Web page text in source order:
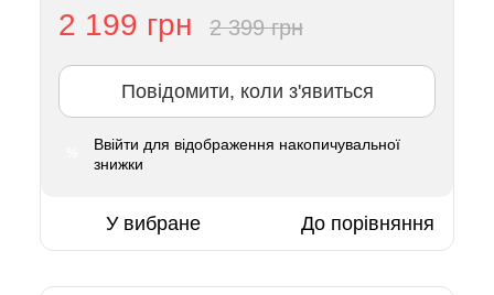
2 199 грн 2 399 грн
Повідомити, коли з'явиться
Ввійти для відображення накопичувальної
знижки
У вибране До порівняння